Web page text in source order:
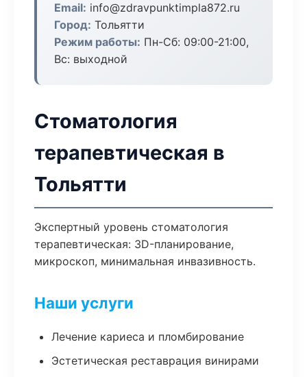
Email: info@zdravpunktimpla872.ru
Город: Тольятти
Режим работы: Пн-Сб: 09:00-21:00,
Вс: выходной
Стоматология
терапевтическая в
Тольятти
Экспертный уровень стоматология
терапевтическая: 3D-планирование,
микроскоп, минимальная инвазивность.
Наши услуги
Лечение кариеса и пломбирование
Эстетическая реставрация винирами